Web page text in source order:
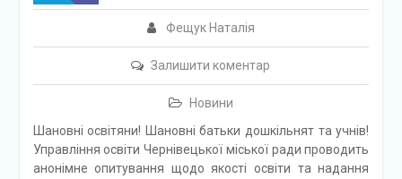
Фещук Наталія
Залишити коментар
Новини
Шановні освітяни! Шановні батьки дошкільнят та учнів!
Управління освіти Чернівецької міської ради проводить
анонімне опитування щодо якості освіти та надання